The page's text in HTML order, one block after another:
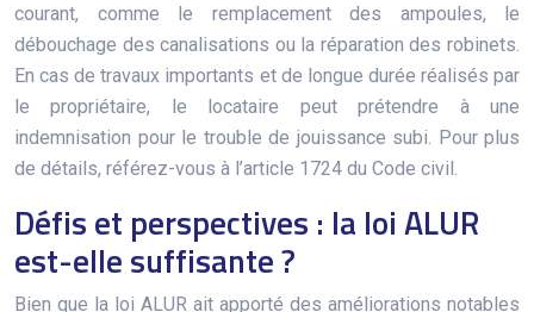
courant, comme le remplacement des ampoules, le
débouchage des canalisations ou la réparation des robinets.
En cas de travaux importants et de longue durée réalisés par
le propriétaire, le locataire peut prétendre à une
indemnisation pour le trouble de jouissance subi. Pour plus
de détails, référez-vous à l’article 1724 du Code civil.
Défis et perspectives : la loi ALUR
est-elle suffisante ?
Bien que la loi ALUR ait apporté des améliorations notables